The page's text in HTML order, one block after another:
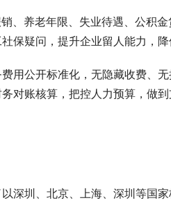
、养老年限、失业待遇、公积
保疑问，提升企业留人能力，降
用公开标准化，无隐藏收费、
对账核算，把控人力预算，做到
以深圳、北京、上海、深圳等国